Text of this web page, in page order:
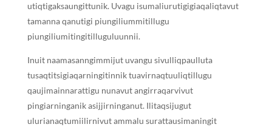
utiqtigaksaungittunik. Uvagu isumaliurutigigiaqaliqtavut
tamanna qanutigi piungiliummitillugu
piungiliumitingitilluguluunnii.
Inuit naamasanngimmijut uvangu sivulliqpaulluta
tusaqtitsigiaqarningitinnik tuavirnaqtuuliqtillugu
qaujimainnarattigu nunavut angirraqarvivut
pingiarninganik asijjirninganut. Ilitaqsijugut
ulurianaqtumiilirnivut ammalu surattausimaningit